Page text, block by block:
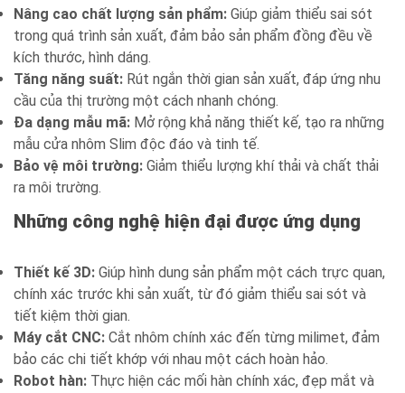
Nâng cao chất lượng sản phẩm: Giúp giảm thiểu sai sót
trong quá trình sản xuất, đảm bảo sản phẩm đồng đều về
kích thước, hình dáng.
Tăng năng suất: Rút ngắn thời gian sản xuất, đáp ứng nhu
cầu của thị trường một cách nhanh chóng.
Đa dạng mẫu mã: Mở rộng khả năng thiết kế, tạo ra những
mẫu cửa nhôm Slim độc đáo và tinh tế.
Bảo vệ môi trường: Giảm thiểu lượng khí thải và chất thải
ra môi trường.
Những công nghệ hiện đại được ứng dụng
Thiết kế 3D: Giúp hình dung sản phẩm một cách trực quan,
chính xác trước khi sản xuất, từ đó giảm thiểu sai sót và
tiết kiệm thời gian.
Máy cắt CNC: Cắt nhôm chính xác đến từng milimet, đảm
bảo các chi tiết khớp với nhau một cách hoàn hảo.
Robot hàn: Thực hiện các mối hàn chính xác, đẹp mắt và